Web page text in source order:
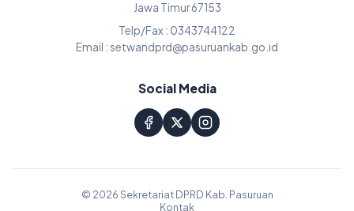
Jawa Timur 67153
Telp/Fax : 0343744122
Email : setwandprd@pasuruankab.go.id
Social Media
© 2026 Sekretariat DPRD Kab. Pasuruan
Kontak